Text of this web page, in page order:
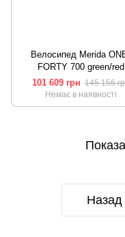
Велосипед Merida
FORTY 700 green/red
101 609 грн 145 156
Немає в наявності
Назад